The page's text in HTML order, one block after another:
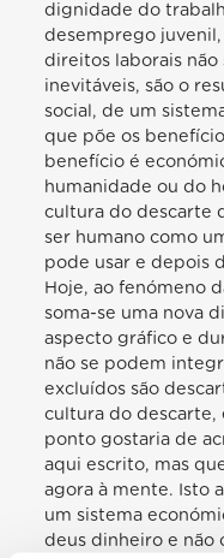
dignidade do
desemprego
direitos laborais não
inevitáveis, são o
social, de um
que põe os
benefício é
humanidade ou do
cultura do descarte
ser humano como
pode usar e depois
Hoje, ao fenómeno
soma-se uma nova
aspecto gráfico e
não se podem
excluídos são
cultura do descarte,
ponto gostaria de
aqui escrito, mas
agora à mente. Isto
um sistema
deus dinheiro e não